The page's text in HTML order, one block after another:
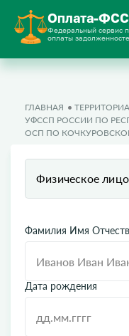
Оплата-
Федеральный сервис
оплаты
ГЛАВНАЯ
УФССП РОССИИ ПО
ОСП ПО
Физическое лицо
Фамилия Имя
Дата рождения